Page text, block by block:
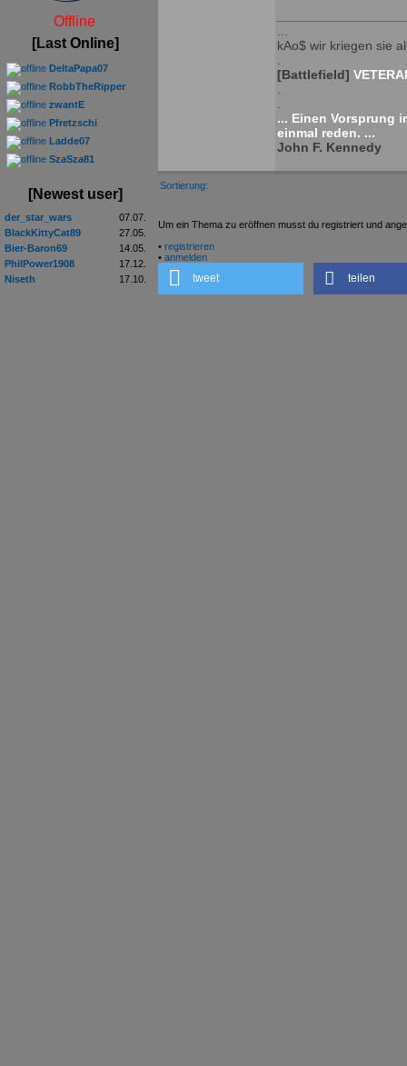
Offline
[Last Online]
DeltaPapa07
RobbTheRipper
zwantE
Pfretzschi
Ladde07
SzaSza81
[Newest user]
der_star_wars
07.07.
BlackKittyCat89
27.05.
Bier-Baron69
14.05.
PhilPower1908
17.12.
Niseth
17.10.
kAo$ wir kriegen sie
[Battlefield]
... Einen Vorsprung
einmal reden. ...
John F. Kennedy
Sortierung:
Um ein Thema zu eröffnen musst du registriert und
• registrieren
• anmelden
tweet teilen